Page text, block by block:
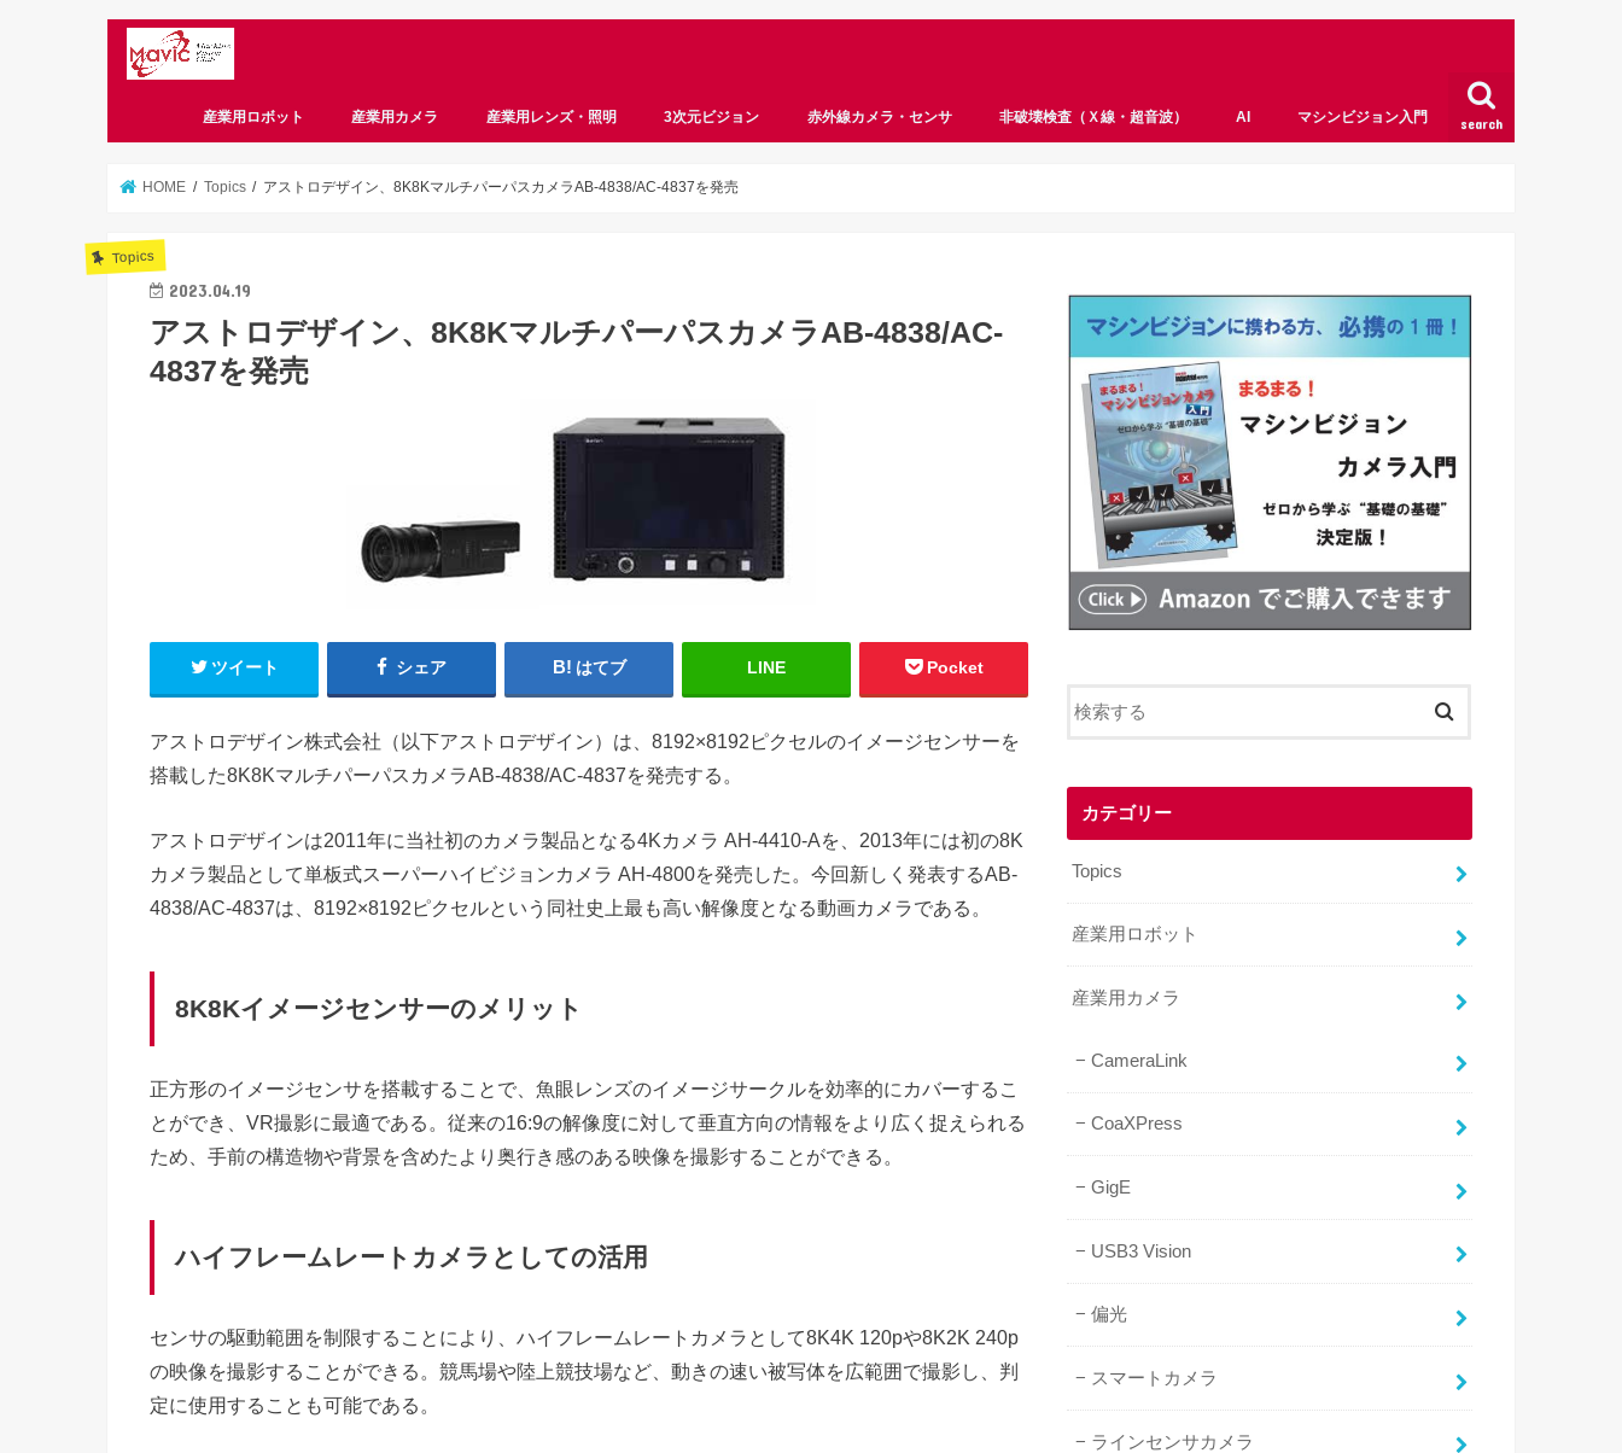
search
産業用ロボット 産業用カメラ 産業用レンズ・照明 3次元ビジョン 赤外線カメラ・センサ 非破壊検査（Ｘ線・超音波） AI マシンビジョン入門
HOME Topics アストロデザイン、8K8KマルチパーパスカメラAB-4838/AC-4837を発売
Topics
2023.04.19
アストロデザイン、8K8KマルチパーパスカメラAB-4838/AC-
4837を発売
ツイート シェア はてブ LINE Pocket
アストロデザイン株式会社（以下アストロデザイン）は、8192×8192ピクセルのイメージセンサーを
搭載した8K8KマルチパーパスカメラAB-4838/AC-4837を発売する。
アストロデザインは2011年に当社初のカメラ製品となる4Kカメラ AH-4410-Aを、2013年には初の8K
カメラ製品として単板式スーパーハイビジョンカメラ AH-4800を発売した。今回新しく発表するAB-
4838/AC-4837は、8192×8192ピクセルという同社史上最も高い解像度となる動画カメラである。
8K8Kイメージセンサーのメリット
正方形のイメージセンサを搭載することで、魚眼レンズのイメージサークルを効率的にカバーするこ
とができ、VR撮影に最適である。従来の16:9の解像度に対して垂直方向の情報をより広く捉えられる
ため、手前の構造物や背景を含めたより奥行き感のある映像を撮影することができる。
ハイフレームレートカメラとしての活用
センサの駆動範囲を制限することにより、ハイフレームレートカメラとして8K4K 120pや8K2K 240p
の映像を撮影することができる。競馬場や陸上競技場など、動きの速い被写体を広範囲で撮影し、判
定に使用することも可能である。
カテゴリー
Topics
産業用ロボット
産業用カメラ
CameraLink
CoaXPress
GigE
USB3 Vision
偏光
スマートカメラ
ラインセンサカメラ